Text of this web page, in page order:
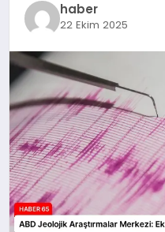
haber
22 Ekim 2025